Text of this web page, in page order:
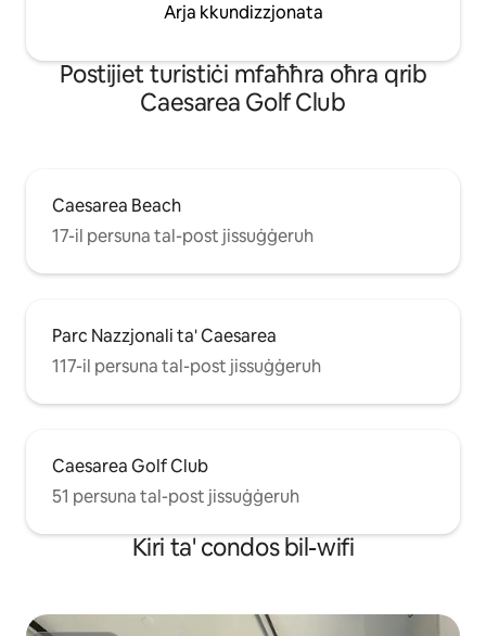
Arja kkundizzjonata
Роѕtіјіеt turіѕtіċі mfаħħrа оħrа qrіb
Caesarea Golf Club
Caesarea Beach
17-il persuna tal-post jissuġġeruh
Parc Nazzjonali ta' Caesarea
117-il persuna tal-post jissuġġeruh
Caesarea Golf Club
51 persuna tal-post jissuġġeruh
Kiri ta' condos bil-wifi